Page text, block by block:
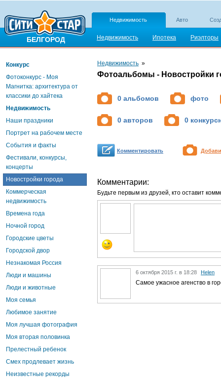
БЕЛГОРОД
Недвижимость Авто
Недвижимость Ипотека Риэлторы
Конкурс
Фотоконкурс - Моя
Магнитка: архитектура от
классики до хайтека
Недвижимость
Наши праздники
Портрет на рабочем месте
События и факты
Фестивали, конкурсы,
концерты
Новостройки города
Коммерческая
недвижимость
Времена года
Ночной город
Городские цветы
Городской двор
Незнакомая Россия
Люди и машины
Люди и животные
Моя семья
Любимое занятие
Моя лучшая фотография
Моя вторая половинка
Прелестный ребенок
Смех продлевает жизнь
Неизвестные рекорды
Недвижимость »
Фотоальбомы - Новостройки
0 альбомов фото
0 авторов 0
Комментировать
Комментарии:
Будьте первым из друзей, кто оставит
6 октября 2015 г. в 18:28 Helen
Самое ужасное агенство в